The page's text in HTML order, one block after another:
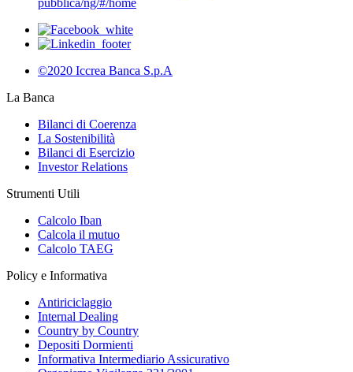
pubblica/ng/#/home
©2020 Iccrea Banca S.p.A
La Banca
Bilanci di Coerenza
La Sostenibilità
Bilanci di Esercizio
Investor Relations
Strumenti Utili
Calcolo Iban
Calcola il mutuo
Calcolo TAEG
Policy e Informativa
Antiriciclaggio
Internal Dealing
Country by Country
Depositi Dormienti
Informativa Intermediario Assicurativo